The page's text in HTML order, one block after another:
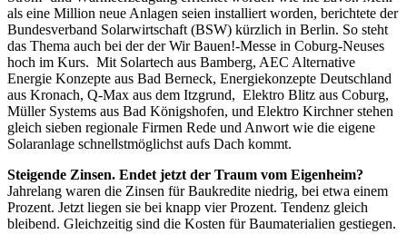
als eine Million neue Anlagen seien installiert worden, berichtete der
Bundesverband Solarwirtschaft (BSW) kürzlich in Berlin. So steht
das Thema auch bei der der Wir Bauen!-Messe in Coburg-Neuses
hoch im Kurs. Mit Solartech aus Bamberg, AEC Alternative
Energie Konzepte aus Bad Berneck, Energiekonzepte Deutschland
aus Kronach, Q-Max aus dem Itzgrund, Elektro Blitz aus Coburg,
Müller Systems aus Bad Königshofen, und Elektro Kirchner stehen
gleich sieben regionale Firmen Rede und Anwort wie die eigene
Solaranlage schnellstmöglichst aufs Dach kommt.
Steigende Zinsen. Endet jetzt der Traum vom Eigenheim?
Jahrelang waren die Zinsen für Baukredite niedrig, bei etwa einem
Prozent. Jetzt liegen sie bei knapp vier Prozent. Tendenz gleich
bleibend. Gleichzeitig sind die Kosten für Baumaterialien gestiegen.